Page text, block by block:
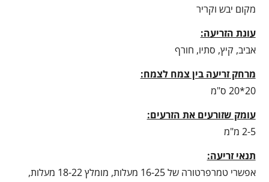
מקום יבש וקריר
עונת הזריעה:
אביב, קיץ, סתיו, חורף
מרחק זריעה בין צמח לצמח:
20*20 ס"מ
עומק שזורעים את הזרעים:
2-5 מ"מ
תנאי זריעה:
אפשרי טמרפרטורה של 16-25 מעלות, מומלץ 18-22 מעלות,